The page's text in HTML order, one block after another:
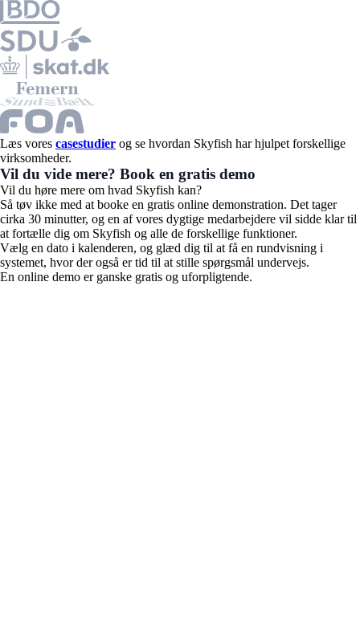
Læs vores casestudier og se hvordan Skyfish har hjulpet forskellige
virksomheder.
Vil du vide mere? Book en gratis demo
Vil du høre mere om hvad Skyfish kan?
Så tøv ikke med at booke en gratis online demonstration. Det tager
cirka 30 minutter, og en af vores dygtige medarbejdere vil sidde klar til
at fortælle dig om Skyfish og alle de forskellige funktioner.
Vælg en dato i kalenderen, og glæd dig til at få en rundvisning i
systemet, hvor der også er tid til at stille spørgsmål undervejs.
En online demo er ganske gratis og uforpligtende.